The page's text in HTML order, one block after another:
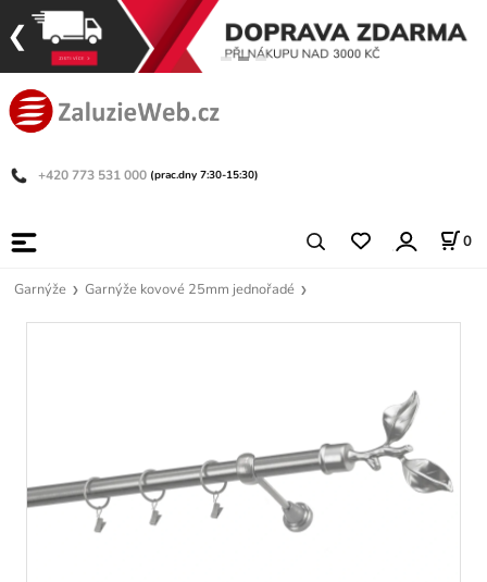
+420 773 531 000 (prac.dny 7:30-15:30)
0
Garnýže Garnýže kovové 25mm jednořadé